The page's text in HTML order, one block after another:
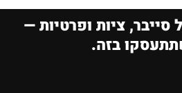
ציות ופרטיות —
בזה.